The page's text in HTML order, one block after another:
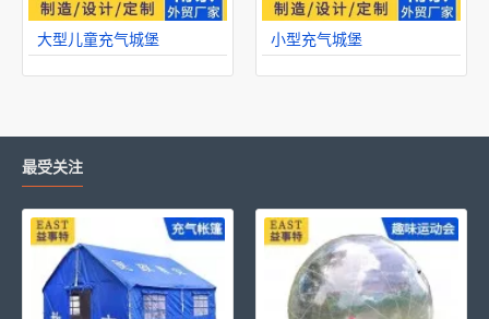
大型儿童充气城堡 小型充气城堡
最受关注